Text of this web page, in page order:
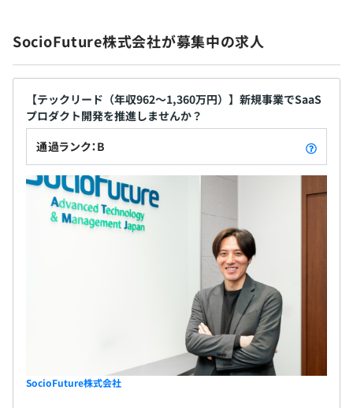
供しています（2023年7月時点）。
■ATMフルアウトソーシング
駅構内や街中にあるATMやATMコーナーの企画、開発、設
置、運用、保守など、ATM運営に関するさまざまなサービ
スを一括して提供しています。これにより、最適な製品調
達や運営によるATM全般のコスト削減に貢献するととも
に、金融機関にとってATMの「所有」から「使用」への変
革を実現しました。
■DAIS®（預貯金照会デジタルソリューション）
税金の滞納者や生活保護者等を対象とする預貯金照会デジ
タルソリューション「DAIS®」を開発し、金融機関と行政
機関の間での口座や取引明細の確認業務をシステム化しま
した。2018年よりサービスを開始し、現在では335以上の
行政機関、40以上の金融機関で採用されています（2023
■遠隔特定保健指導サービス
・配偶者出産休暇
・子の看病休暇
・忌引休暇、ボランティア休暇
など
・通勤手当（交通費全額支給）
・時間外手当
・在宅勤務手当
・休日・深夜勤務手当
社内検定等の制度の有無及びその内容
なし
前年度の月平均所定外労働時間の実績
12.5時間
前年度の有給休暇の平均取得日数
前事業年度の育児休業取得者数／出産者数
役員及び管理的地位にある者に占める女性の割合
でおこなわれてきた事務の迅速化と情報セキュリテ
ィの強化に貢献しています。 その他、流通系銀行の
ATM監視システムや行政／ヘルスケア向け業務支援
システムなどの提案からサービスインまで携わるこ
ともあります。 実際にクライアントと議論を重ねな
がら、導入までのすべての工程を経験でき、エンジ
ニアとしての醍醐味を味わえたり、スキルアップに
もつながる点が魅力です。 ◆事業優位性が高く安定
感がある 当社の強みは、まず顧客とのパイプ（銀
行、生命保険会社、行政機関、中央省庁、地方自治
体）であり、直接提案が可能な関係性を維持してい
ること。また、サービスとしては、コンタクトセン
ター業務、事務業務、システム（開発から24/365運
用まで）を組み合わせた提案が可能であり、単体で
提供する企業ではできないサービス提供が可能なこ
とです。 また、金融-行政-ヘルスケアをつなぐサービ
スを実現可能であり、1領域だけに特化した企業に対
しても優位性があります。 ◆ベンチャー精神と風通
しのよさ 各金融機関との固い信頼関係とオープンな
SocioFuture株式会社が募集中の求人
【テックリード（年収962〜1,360万円）】新規事業でSaaS
プロダクト開発を推進しませんか？
通過ランク：B
SocioFuture株式会社